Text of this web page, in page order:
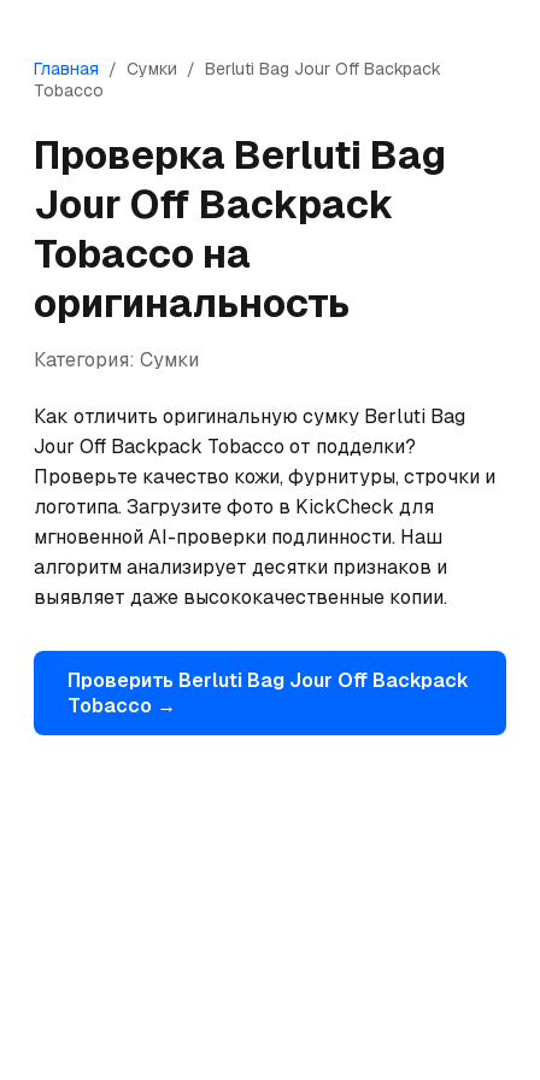
Главная / Сумки / Berluti Bag Jour Off Backpack
Tobacco
Проверка Berluti Bag
Jour Off Backpack
Tobacco на
оригинальность
Категория: Сумки
Как отличить оригинальную сумку Berluti Bag
Jour Off Backpack Tobacco от подделки?
Проверьте качество кожи, фурнитуры, строчки и
логотипа. Загрузите фото в KickCheck для
мгновенной AI-проверки подлинности. Наш
алгоритм анализирует десятки признаков и
выявляет даже высококачественные копии.
Проверить Berluti Bag Jour Off Backpack
Tobacco →